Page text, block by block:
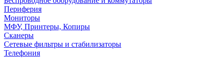
Периферия
Мониторы
МФУ, Принтеры, Копиры
Сканеры
Сетевые фильтры и стабилизаторы
Телефония